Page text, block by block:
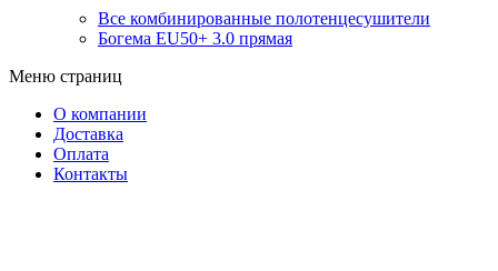
Все комбинированные полотенцесушители
Богема EU50+ 3.0 прямая
Меню страниц
О компании
Доставка
Оплата
Контакты